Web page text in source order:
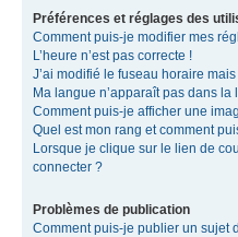
Préférences et réglages des
Comment puis-je modifier mes
L’heure n’est pas correcte !
J’ai modifié le fuseau horaire
Ma langue n’apparaît pas dans la
Comment puis-je afficher une
Quel est mon rang et comment
Lorsque je clique sur le lien de
connecter ?
Problèmes de publication
Comment puis-je publier un sujet